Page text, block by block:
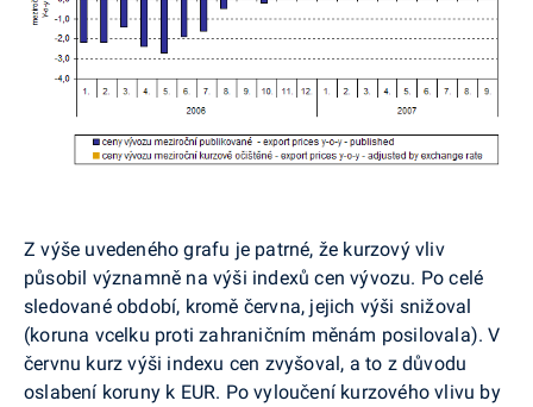
Z výše uvedeného grafu je patrné, že kurzový vliv
působil významně na výši indexů cen vývozu. Po celé
sledované období, kromě června, jejich výši snižoval
(koruna vcelku proti zahraničním měnám posilovala). V
červnu kurz výši indexu cen zvyšoval, a to z důvodu
oslabení koruny k EUR. Po vyloučení kurzového vlivu by